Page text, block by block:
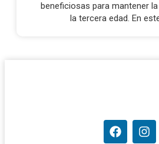
beneficiosas para mantener
la tercera edad. En